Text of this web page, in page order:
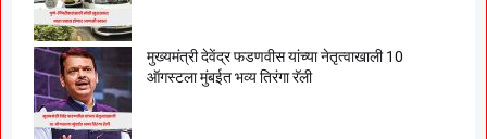
मुख्यमंत्री देवेंद्र फडणवीस यांच्या नेतृत्वाखाली 10
ऑगस्टला मुंबईत भव्य तिरंगा रॅली